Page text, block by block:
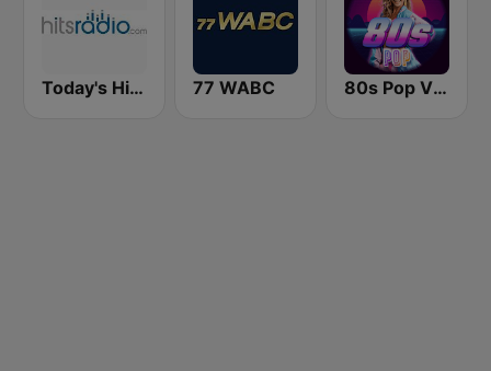
Today's Hits Radio 77 WABC 80s Pop Vibes